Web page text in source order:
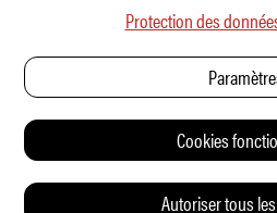
Protection des
Cookies
Autoriser tous